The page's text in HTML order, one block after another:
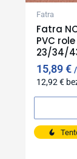
Fatra
Fatra
PVC
23/34/
15,89€
12,92 €